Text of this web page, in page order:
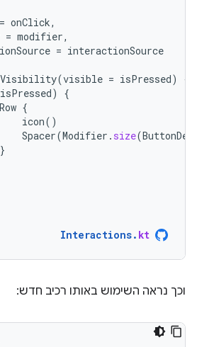
= onClick,
= modifier,
= interactionSource
(visible = isPressed)
{
isPressed)
{
Row {
icon()
Spacer(Modifier . size(
}
Interactions. kt
וכך נראה השימוש באותו רכיב חדש: